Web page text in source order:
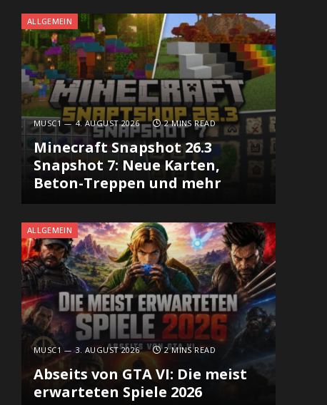
ALLGEMEIN
MUSC1 4. AUGUST 2026 2 MINS READ
Minecraft Snapshot 26.3
Snapshot 7: Neue Karten,
Beton-Treppen und mehr
ALLGEMEIN
MUSC1 3. AUGUST 2026 2 MINS READ
Abseits von GTA VI: Die meist
erwarteten Spiele 2026